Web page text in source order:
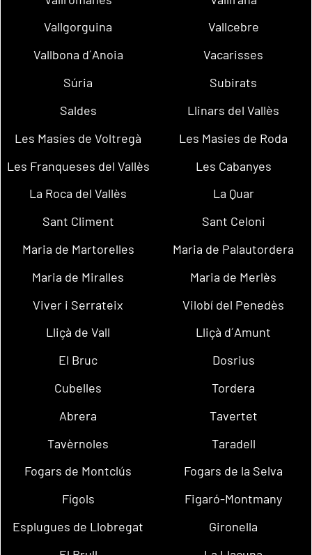
Vallgorguina
Vallcebre
Vallbona d´Anoia
Vacarisses
Súria
Subirats
Saldes
Llinars del Vallès
Les Masíes de Voltregà
Les Masies de Roda
Les Franqueses del Vallès
Les Cabanyes
La Roca del Vallès
La Quar
Sant Climent
Sant Celoni
Maria de Martorelles
Maria de Palautordera
Maria de Miralles
Maria de Merlès
Viver i Serrateix
Vilobí del Penedès
Lliçà de Vall
Lliçà d´Amunt
El Bruc
Dosrius
Cubelles
Tordera
Abrera
Tavertet
Tavèrnoles
Taradell
Fogars de Montclús
Fogars de la Selva
Fígols
Figaró-Montmany
Esplugues de Llobregat
Gironella